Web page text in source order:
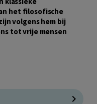
het filosofische
volgens hem bij
tot vrije mensen